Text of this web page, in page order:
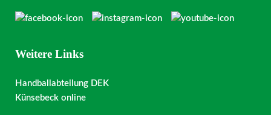
Weitere Links
Handballabteilung DEK
Künsebeck online